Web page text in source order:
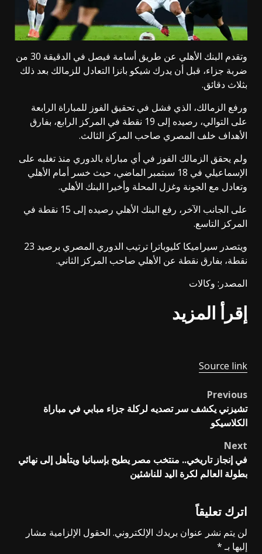
وتقدم البنك الأهلي عن طريق أسامة فيصل في الدقيقة 30 من
ضربة جزاء، قبل أن يدرك شيكو بانزا التعادل للزمالك بعد ذلك
بثلاث دقائق.
ورفع الزمالك، الذي فشل في تحقيق الفوز للمباراة الرابعة
على التوالي، رصيده إلى 19 نقطة في المركز الرابع، بفارق
الأهداف خلف المصري صاحب المركز الثالث.
ولم يحقق الزمالك الفوز في أي مباراة بالدوري منذ تغلبه على
الإسماعيلي في 18 سبتمبر الماضي، حيث خسر أمام الأهلي
وتعادل مع الجونة وغزل المحلة وأخيرا البنك الأهلي.
على الجانب الآخر، رفع البنك الأهلي رصيده إلى 15 نقطة في
المركز التاسع.
ويتصدر سيراميكا كليوباترا ترتيب الدوري المصري برصيد 23
نقطة، بفارق نقطة عن الأهلي صاحب المركز الثاني.
المصدر: وكالات
إقرأ المزيد
Source link
Post
navigation
Previous
تشيزني يكشف سر تصديه لركلة جزاء مبابي في مباراة
الكلاسيكو
Next
في إنجاز تاريخي.. منتخب مصر يطيح بإسبانيا ويتأهل إلى نهائي
بطولة العالم لكرة اليد للناشئين
اترك تعليقاً
لن يتم نشر عنوان بريدك الإلكتروني. الحقول الإلزامية مشار
إليها بـ*